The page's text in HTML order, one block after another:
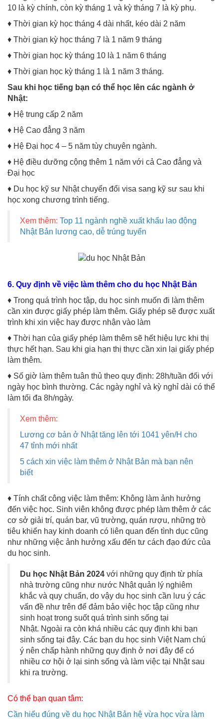
10 là kỳ chính, còn kỳ tháng 1 và kỳ tháng 7 là kỳ phụ.
♦ Thời gian kỳ học tháng 4 dài nhất, kéo dài 2 năm
♦ Thời gian kỳ học tháng 7 là 1 năm 9 tháng
♦ Thời gian học kỳ tháng 10 là 1 năm 6 tháng
♦ Thời gian học kỳ tháng 1 là 1 năm 3 tháng.
Sau khi học tiếng bạn có thể học lên các ngành ở
Nhật:
♦ Hệ trung cấp 2 năm
♦ Hệ Cao đẳng 3 năm
♦ Hệ Đại học 4 – 5 năm tùy chuyên ngành.
♦ Hệ điều dưỡng cộng thêm 1 năm với cả Cao đẳng và
Đại học
♦ Du học kỹ sư Nhật chuyển đổi visa sang kỹ sư sau khi
học xong chương trình tiếng.
Xem thêm: Top 11 ngành nghề xuất khẩu lao động
Nhật Bản lương cao, dễ trúng tuyển
6. Quy định về việc làm thêm cho du học Nhật Bản
♦ Trong quá trình học tập, du học sinh muốn đi làm thêm
cần xin được giấy phép làm thêm. Giấy phép sẽ được xuất
trình khi xin việc hay được nhận vào làm
♦ Thời hạn của giấy phép làm thêm sẽ hết hiệu lực khi thị
thực hết hạn. Sau khi gia hạn thị thực cần xin lại giấy phép
làm thêm.
♦ Số giờ làm thêm tuân thủ theo quy định: 28h/tuần đối với
ngày học bình thường. Các ngày nghỉ và kỳ nghỉ dài có thể
làm tối đa 8h/ngày.
Xem thêm:
Lương cơ bản ở Nhật tăng lên tới 1041 yên/H cho
47 tỉnh mới nhất
5 cách xin việc làm thêm ở Nhật Bản mà bạn nên
biết
♦ Tính chất công việc làm thêm: Không làm ảnh hưởng
đến việc học. Sinh viên không được phép làm thêm ở các
cơ sở giải trí, quán bar, vũ trường, quán rượu, những trò
tiêu khiển hay kinh doanh có liên quan đến tình dục cũng
như những việc ảnh hưởng xấu đến tư cách đạo đức của
du học sinh.
Du học Nhật Bản 2024 với những quy định từ phía
nhà trường cũng như nước Nhật quản lý nghiêm
khắc và quy chuẩn, do vậy du học sinh cần lưu ý các
vấn đề như trên để đảm bảo việc học tập cũng như
sinh hoạt trong suốt quá trình sinh sống tại
Nhật. Ngoài ra còn khá nhiều các quy định khi bạn
sinh sống tại đây. Các bạn du học sinh Việt Nam chú
ý nên chấp hành những quy định ở nơi đây để có
nhiều cơ hội ở lại sinh sống và làm việc tại Nhật sau
khi ra trường.
Có thể bạn quan tâm:
Cần hiểu đúng về du học Nhật Bản hệ vừa học vừa làm